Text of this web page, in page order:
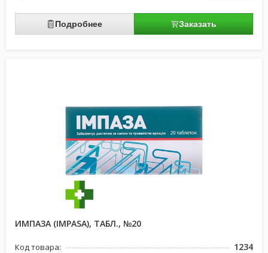
Подробнее Заказать
ИМПАЗА (IMPASA), ТАБЛ., №20
Код товара: 1234